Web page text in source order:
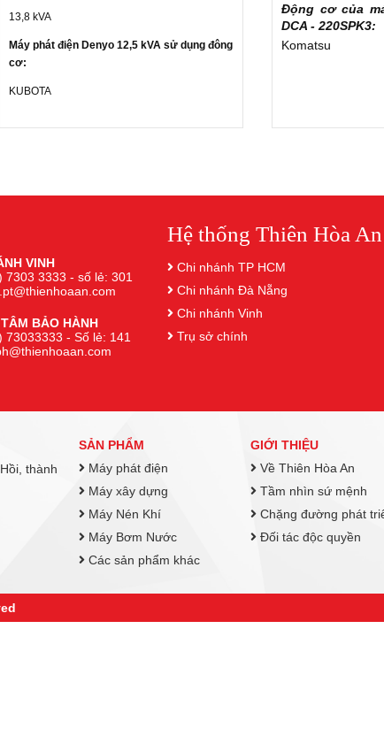
13,8 kVA
Máy phát điện Denyo 12,5 kVA sử dụng đông
cơ:
KUBOTA
Động cơ của
DCA - 220SPK3:
Komatsu
VINH
7303 3333 - số lẻ: 301
BẢO HÀNH
73033333 - Số lẻ: 141
Hệ thống Thiên Hòa An
Chi nhánh TP HCM
Chi nhánh Đà Nẵng
Chi nhánh Vinh
Trụ sở chính
thành
SẢN PHẨM
Máy phát điện
Máy xây dựng
Máy Nén Khí
Máy Bơm Nước
Các sản phẩm khác
GIỚI THIỆU
Về Thiên Hòa An
Tầm nhìn sứ mệnh
Chặng đường phát
Đối tác độc quyền